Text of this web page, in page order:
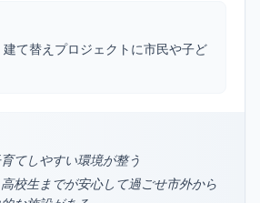
て替えプロジェクトに市民や子ど
てしやすい環境が整う
校生までが安心して過ごせ市外から